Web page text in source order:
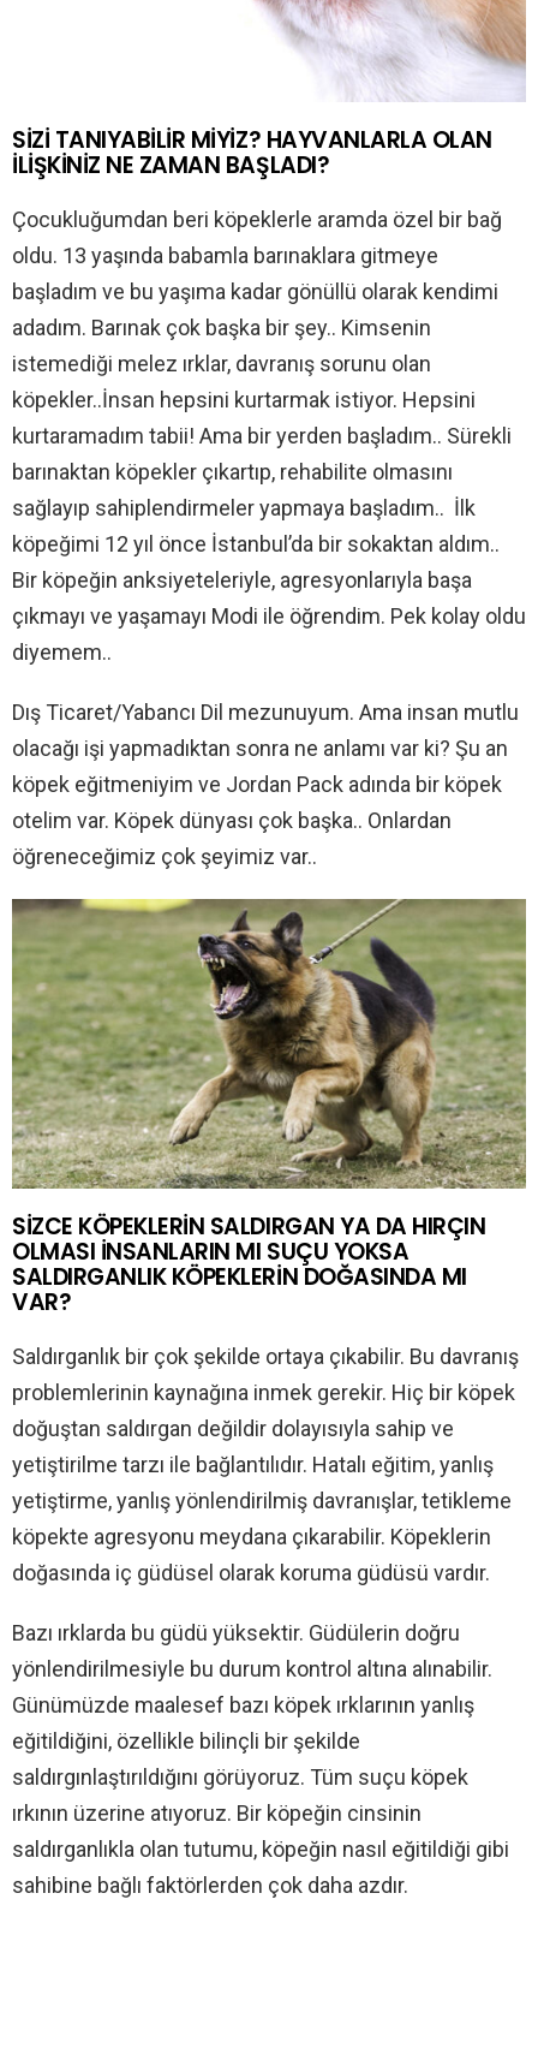
SİZİ TANIYABİLİR MİYİZ? HAYVANLARLA OLAN
İLİŞKİNİZ NE ZAMAN BAŞLADI?
Çocukluğumdan beri köpeklerle aramda özel bir bağ
oldu. 13 yaşında babamla barınaklara gitmeye
başladım ve bu yaşıma kadar gönüllü olarak kendimi
adadım. Barınak çok başka bir şey.. Kimsenin
istemediği melez ırklar, davranış sorunu olan
köpekler..İnsan hepsini kurtarmak istiyor. Hepsini
kurtaramadım tabii! Ama bir yerden başladım.. Sürekli
barınaktan köpekler çıkartıp, rehabilite olmasını
sağlayıp sahiplendirmeler yapmaya başladım.. İlk
köpeğimi 12 yıl önce İstanbul’da bir sokaktan aldım..
Bir köpeğin anksiyeteleriyle, agresyonlarıyla başa
çıkmayı ve yaşamayı Modi ile öğrendim. Pek kolay oldu
diyemem..
Dış Ticaret/Yabancı Dil mezunuyum. Ama insan mutlu
olacağı işi yapmadıktan sonra ne anlamı var ki? Şu an
köpek eğitmeniyim ve Jordan Pack adında bir köpek
otelim var. Köpek dünyası çok başka.. Onlardan
öğreneceğimiz çok şeyimiz var..
SİZCE KÖPEKLERİN SALDIRGAN YA DA HIRÇIN
OLMASI İNSANLARIN MI SUÇU YOKSA
SALDIRGANLIK KÖPEKLERİN DOĞASINDA MI
VAR?
Saldırganlık bir çok şekilde ortaya çıkabilir. Bu davranış
problemlerinin kaynağına inmek gerekir. Hiç bir köpek
doğuştan saldırgan değildir dolayısıyla sahip ve
yetiştirilme tarzı ile bağlantılıdır. Hatalı eğitim, yanlış
yetiştirme, yanlış yönlendirilmiş davranışlar, tetikleme
köpekte agresyonu meydana çıkarabilir. Köpeklerin
doğasında iç güdüsel olarak koruma güdüsü vardır.
Bazı ırklarda bu güdü yüksektir. Güdülerin doğru
yönlendirilmesiyle bu durum kontrol altına alınabilir.
Günümüzde maalesef bazı köpek ırklarının yanlış
eğitildiğini, özellikle bilinçli bir şekilde
saldırgınlaştırıldığını görüyoruz. Tüm suçu köpek
ırkının üzerine atıyoruz. Bir köpeğin cinsinin
saldırganlıkla olan tutumu, köpeğin nasıl eğitildiği gibi
sahibine bağlı faktörlerden çok daha azdır.